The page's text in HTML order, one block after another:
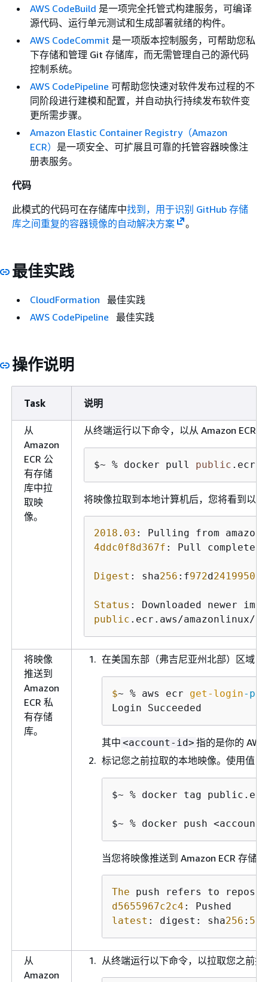
AWS CodeBuild 是一项完全托管式构建服务，可编译
源代码、运行单元测试和生成部署就绪的构件。
AWS CodeCommit 是一项版本控制服务，可帮助您私
下存储和管理 Git 存储库，而无需管理自己的源代码
控制系统。
AWS CodePipeline 可帮助您快速对软件发布过程的不
同阶段进行建模和配置，并自动执行持续发布软件变
更所需步骤。
Amazon Elastic Container Registry（Amazon
ECR） 是一项安全、可扩展且可靠的托管容器映像注
册表服务。
代码
此模式的代码可在存储库中找到，用于识别 GitHub 存储
库之间重复的容器镜像的自动解决方案 。
最佳实践
CloudFormation
最佳实践
AWS CodePipeline
最佳实践
操作说明
Task 说明
从
Amazon
ECR 公
有存储
库中拉
取映
像。
从终端运行以下命令，以从 Amazon ECR
$~ % docker pull public
将映像拉取到本地计算机后，您将看到以
2018 . 03
4ddc0f8d367f : Pull complete
Digest : sha256 :f972d24199508
Status : Downloaded newer
public .ecr.aws/amazonlinux/
将映像
推送到
Amazon
ECR 私
有存储
库。
在美国东部（弗吉尼亚州北部）区域（
$~ % aws ecr get-login-
Login Succeeded
其中 <account-id> 指的是你的
标记您之前拉取的本地映像。使用值
$~ % docker tag
$~ % docker push <account-
当您将映像推送到 Amazon ECR 存储
The push refers to
d5655967c2c4
latest : digest: sha256 : 52
从
Amazon
从终端运行以下命令，以拉取您之前